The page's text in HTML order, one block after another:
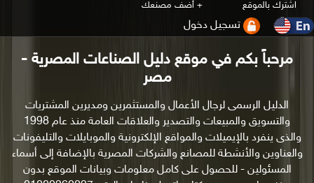
اشترك بالموقع
+ أضف مصنعك
تسجيل دخول
مرحباً بكم في موقع دليل الصناعات المصرية -
مصر
الدليل الرسمى لرجال الأعمال والمستثمرين ومديرين المشتريات
والتسويق والمبيعات والتصدير والعلاقات العامة منذ عام 1998
والذى ينفرد بالإيميلات والمواقع الإلكترونية والموبايلات والتليفونات
والعناوين والأنشطة للمصانع والشركات المصرية بالإضافة إلى أسماء
المسئولين - للحصول على كامل معلومات وبيانات الموقع بدون